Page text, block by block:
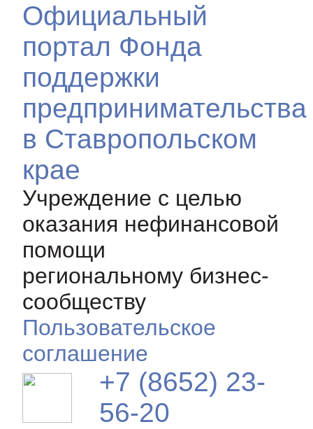
Официальный
портал Фонда
поддержки
предпринимательства
в Ставропольском
крае
Учреждение с целью
оказания нефинансовой
помощи
региональному бизнес-
сообществу
Пользовательское
соглашение
+7 (8652) 23-
56-20